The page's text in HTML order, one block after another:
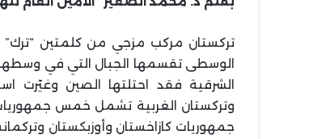
تركستان مركب مزجي من كلمتين “ترك”
الوسطى تقسمها الجبال التي في وسطها
الشرقية فقد احتلتها الصين وغيّرت
وتركستان الغربية تشمل خمس
جمهوريات كازاخستان وأوزبكستان